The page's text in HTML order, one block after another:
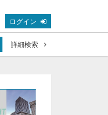
ログイン
詳細検索